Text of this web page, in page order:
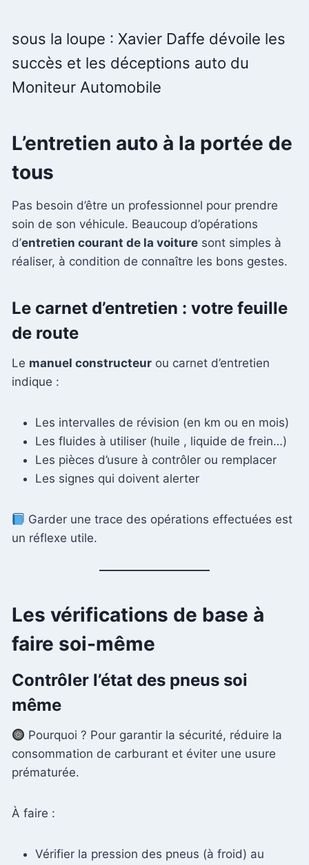
sous la loupe : Xavier Daffe dévoile les
succès et les déceptions auto du
Moniteur Automobile
L’entretien auto à la portée de
tous
Pas besoin d’être un professionnel pour prendre
soin de son véhicule. Beaucoup d’opérations
d’entretien courant de la voiture sont simples à
réaliser, à condition de connaître les bons gestes.
Le carnet d’entretien : votre feuille
de route
Le manuel constructeur ou carnet d’entretien
indique :
Les intervalles de révision (en km ou en mois)
Les fluides à utiliser (huile , liquide de frein…)
Les pièces d’usure à contrôler ou remplacer
Les signes qui doivent alerter
Garder une trace des opérations effectuées est
un réflexe utile.
Les vérifications de base à
faire soi-même
Contrôler l’état des pneus soi
même
Pourquoi ? Pour garantir la sécurité, réduire la
consommation de carburant et éviter une usure
prématurée.
À faire :
Vérifier la pression des pneus (à froid) au